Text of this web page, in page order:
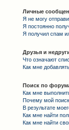
Личные
Я не могу
Я постоянно
Я получил спам
Друзья и
Что означают
Как мне
Поиск по
Как мне
Почему мой поиск
В результате
Как мне найти
Как мне найти